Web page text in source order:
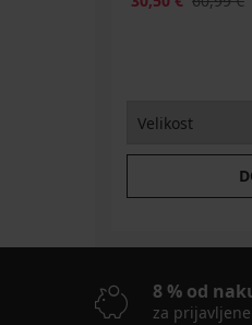
8 % od
za